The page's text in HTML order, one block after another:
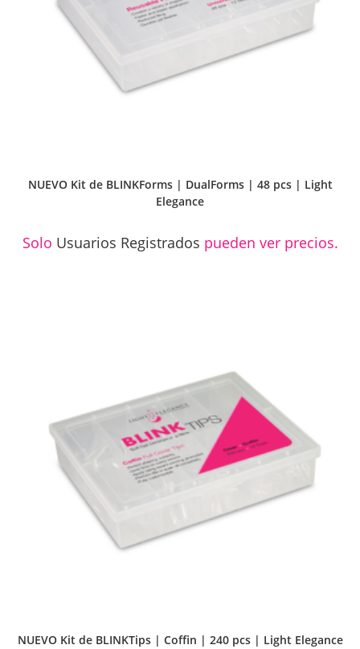
NUEVO Kit de BLINKForms | DualForms | 48 pcs | Light
Elegance
Solo Usuarios Registrados pueden ver precios.
NUEVO Kit de BLINKTips | Coffin | 240 pcs | Light Elegance